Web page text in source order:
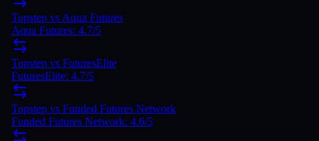
Topstep vs Aqua Futures
Aqua Futures: 4.7/5
Topstep vs FuturesElite
FuturesElite: 4.7/5
Topstep vs Funded Futures Network
Funded Futures Network: 4.6/5